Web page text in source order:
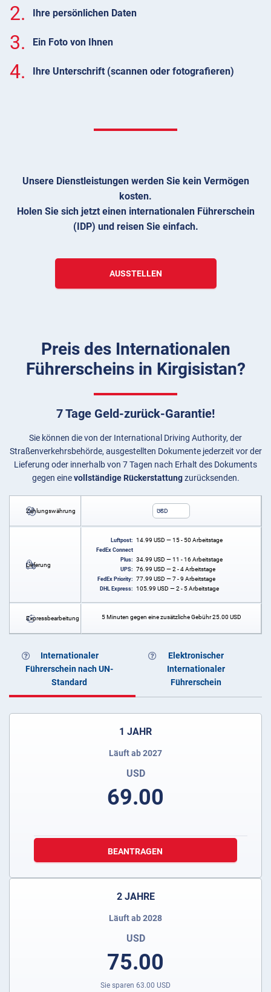
2. Ihre persönlichen Daten
3. Ein Foto von Ihnen
4. Ihre Unterschrift (scannen oder fotografieren)
Unsere Dienstleistungen werden Sie kein Vermögen
kosten.
Holen Sie sich jetzt einen internationalen Führerschein
(IDP) und reisen Sie einfach.
AUSSTELLEN
Preis des Internationalen
Führerscheins in Kirgisistan?
7 Tage Geld-zurück-Garantie!
Sie können die von der International Driving Authority, der
Straßenverkehrsbehörde, ausgestellten Dokumente jederzeit vor der
Lieferung oder innerhalb von 7 Tagen nach Erhalt des Dokuments
gegen einevollständige Rückerstattungzurücksenden.
Zahlungswährung USD
Lieferung
Luftpost: 14.99 USD — 15 - 50 Arbeitstage
FedEx Connect
Plus: 34.99 USD — 11 - 16 Arbeitstage
UPS: 76.99 USD — 2 - 4 Arbeitstage
FedEx Priority: 77.99 USD — 7 - 9 Arbeitstage
DHL Express: 105.99 USD — 2 - 5 Arbeitstage
Expressbearbeitung 5 Minuten gegen eine zusätzliche Gebühr25.00 USD
Internationaler
Führerschein nach UN-
Standard
Elektronischer
Internationaler
Führerschein
1 JAHR
Läuft ab 2027
USD
69.00
BEANTRAGEN
2 JAHRE
Läuft ab 2028
USD
75.00
Sie sparen 63.00 USD